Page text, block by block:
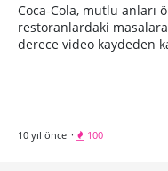
Coca-Cola, mutlu anları
restoranlardaki
derece video kaydeden
10 yıl önce · 100